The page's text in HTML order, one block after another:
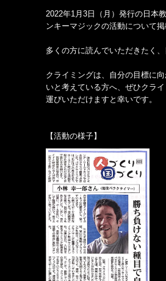
2022年1月3日（月）発行の日本
ンキーマジックの活動について掲
多くの方に読んでいただきたく
クライミングは、自分の目標に
いと考えている方へ、ぜひクラ
運びいただけますと幸いです。
【活動の様子】